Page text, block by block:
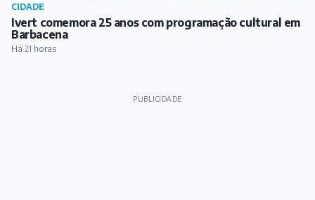
CIDADE
Ivert comemora 25 anos com programação cultural em
Barbacena
Há 21 horas
PUBLICIDADE